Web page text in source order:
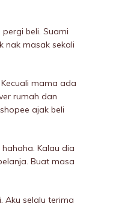
beli. Suami
nak masak sekali
mama ada
rumah dan
ajak beli
Kalau dia
Buat masa
Aku selalu terima